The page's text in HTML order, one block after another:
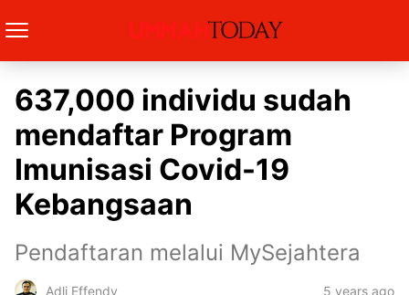
637,000 individu sudah
mendaftar Program
Imunisasi Covid-19
Kebangsaan
Pendaftaran melalui MySejahtera
Adli Effendy 5 years ago